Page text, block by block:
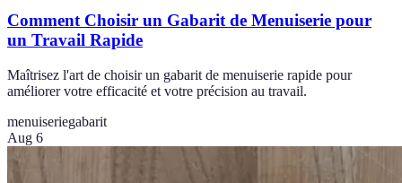
Comment Choisir un Gabarit de Menuiserie pour
un Travail Rapide
Maîtrisez l'art de choisir un gabarit de menuiserie rapide pour
améliorer votre efficacité et votre précision au travail.
menuiseriegabarit
Aug 6